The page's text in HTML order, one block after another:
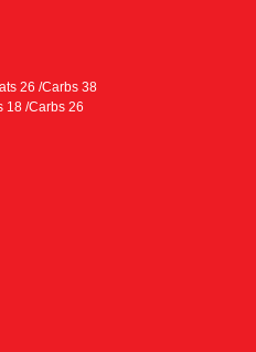
26 /Carbs 38
18 /Carbs 26